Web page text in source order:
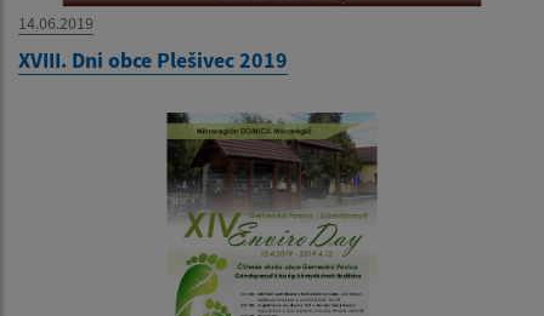
14.06.2019
XVIII. Dni obce Plešivec 2019